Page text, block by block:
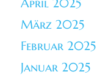
April 2025
März 2025
Februar 2025
Januar 2025